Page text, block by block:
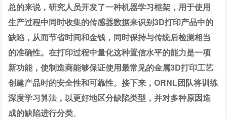
总的来说，研究人员开发了一种机器学习框架，用于使用
生产过程中同时收集的传感器数据来识别3D打印产品中的
缺陷，从而节省时间和金钱，同时保持与传统后检测相当
的准确性。在打印过程中量化这种置信水平的能力是一项
新功能，使制造商能够保证使用最常见的金属3D打印工艺
创建产品时的安全性和可靠性。接下来，ORNL团队将训练
深度学习算法，以更好地区分缺陷类型，并对多种原因造
成的缺陷进行分类。